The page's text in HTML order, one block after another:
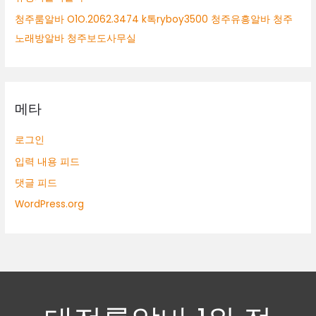
청주룸알바 O1O.2062.3474 k톡ryboy3500 청주유흥알바 청주
노래방알바 청주보도사무실
메타
로그인
입력 내용 피드
댓글 피드
WordPress.org